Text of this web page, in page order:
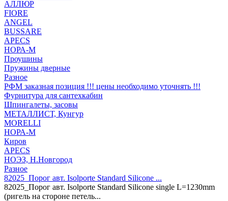
АЛЛЮР
FIORE
ANGEL
BUSSARE
APECS
НОРА-М
Проушины
Пружины дверные
Разное
РФМ заказная позиция !!! цены необходимо уточнять !!!
Фурнитура для сантехкабин
Шпингалеты, засовы
МЕТАЛЛИСТ, Кунгур
MORELLI
НОРА-М
Киров
APECS
НОЭЗ, Н.Новгород
Разное
82025_Порог авт. Isolporte Standard Silicone ...
82025_Порог авт. Isolporte Standard Silicone single L=1230mm
(ригель на стороне петель...